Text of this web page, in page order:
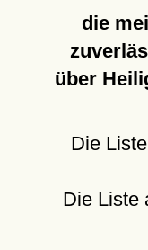
die
über
Die
Die Liste